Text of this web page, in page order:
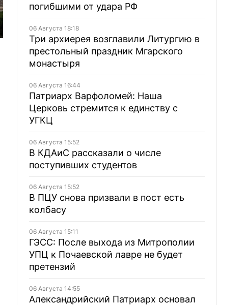
погибшими от удара РФ
06 Августа 18:18
Три архиерея возглавили Литургию в
престольный праздник Мгарского
монастыря
06 Августа 16:44
Патриарх Варфоломей: Наша
Церковь стремится к единству с
УГКЦ
06 Августа 15:52
В КДАиС рассказали о числе
поступивших студентов
06 Августа 15:52
В ПЦУ снова призвали в пост есть
колбасу
06 Августа 15:11
ГЭСС: После выхода из Митрополии
УПЦ к Почаевской лавре не будет
претензий
06 Августа 14:55
Александрийский Патриарх основал